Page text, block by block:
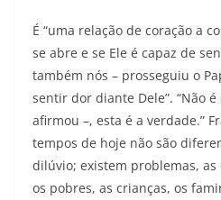
É “uma relação de coração a
se abre e se Ele é capaz de
também nós – prosseguiu o
sentir dor diante Dele”. “Não
afirmou –, esta é a verdade.”
tempos de hoje não são
dilúvio; existem problemas,
os pobres, as crianças, os